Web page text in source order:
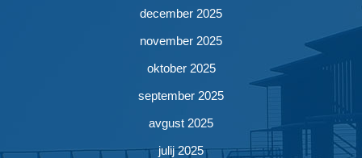
december 2025
november 2025
oktober 2025
september 2025
avgust 2025
julij 2025